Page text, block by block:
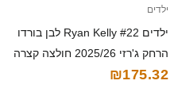
ילדים
ילדים Ryan Kelly #22 לבן בורדו
הרחק ג'רזי 2025/26 חולצה קצרה
₪175.32